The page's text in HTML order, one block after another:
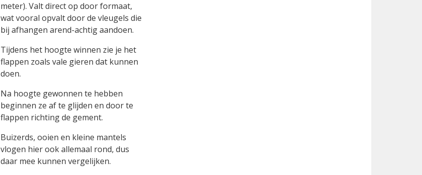
meter). Valt direct op door formaat,
wat vooral opvalt door de vleugels die
bij afhangen arend-achtig aandoen.
Tijdens het hoogte winnen zie je het
flappen zoals vale gieren dat kunnen
doen.
Na hoogte gewonnen te hebben
beginnen ze af te glijden en door te
flappen richting de gement.
Buizerds, ooien en kleine mantels
vlogen hier ook allemaal rond, dus
daar mee kunnen vergelijken.